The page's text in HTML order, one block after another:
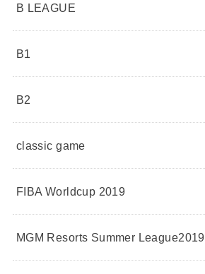
B LEAGUE
B1
B2
classic game
FIBA Worldcup 2019
MGM Resorts Summer League2019